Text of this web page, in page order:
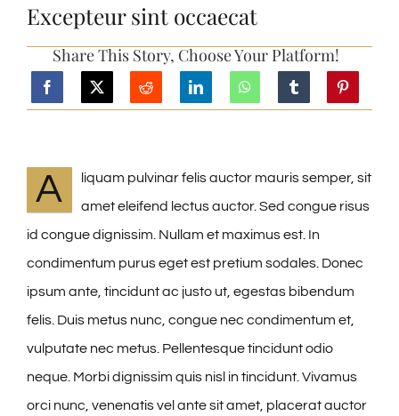
Excepteur sint occaecat
Share This Story, Choose Your Platform!
A
liquam pulvinar felis auctor mauris semper, sit
amet eleifend lectus auctor. Sed congue risus
id congue dignissim. Nullam et maximus est. In
condimentum purus eget est pretium sodales. Donec
ipsum ante, tincidunt ac justo ut, egestas bibendum
felis. Duis metus nunc, congue nec condimentum et,
vulputate nec metus. Pellentesque tincidunt odio
neque. Morbi dignissim quis nisl in tincidunt. Vivamus
orci nunc, venenatis vel ante sit amet, placerat auctor